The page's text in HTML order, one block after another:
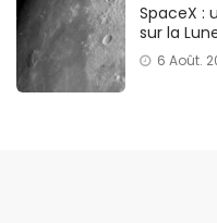
SpaceX :
sur la
6 Août.